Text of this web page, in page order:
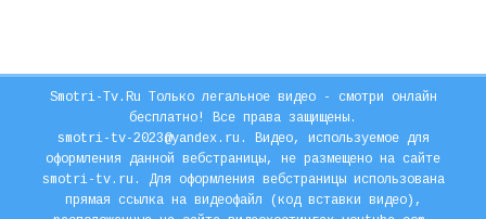
Smotri-Tv.Ru Только легальное видео - смотри онлайн
бесплатно! Все права защищены.
smotri-tv-2023@yandex.ru. Видео, используемое для
оформления данной вебстраницы, не размещено на сайте
smotri-tv.ru. Для оформления вебстраницы использована
прямая ссылка на видеофайл (код вставки видео),